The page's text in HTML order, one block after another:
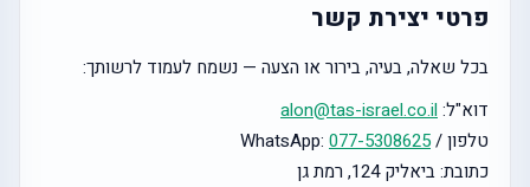
פרטי יצירת קשר
בכל שאלה, בעיה, בירור או הצעה — נשמח לעמוד לרשותך:
דוא"ל:alon@tas-israel.co.il
טלפון / WhatsApp:077-5308625
כתובת: ביאליק 124, רמת גן